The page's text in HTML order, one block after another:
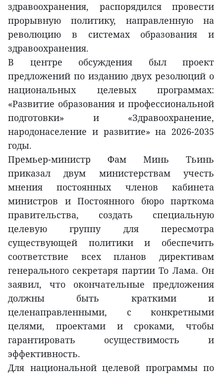
здравоохранения, распорядился провести
прорывную политику, направленную на
революцию в системах образования и
здравоохранения.
В центре обсуждения был проект
предложений по изданию двух резолюций о
национальных целевых программах:
«Развитие образования и профессиональной
подготовки» и «Здравоохранение,
народонаселение и развитие» на 2026-2035
годы.
Премьер-министр Фам Минь Тьинь
приказал двум министерствам учесть
мнения постоянных членов кабинета
министров и Постоянного бюро парткома
правительства, создать специальную
целевую группу для пересмотра
существующей политики и обеспечить
соответствие всех планов директивам
генерального секретаря партии То Лама. Он
заявил, что окончательные предложения
должны быть краткими и
целенаправленными, с конкретными
целями, проектами и сроками, чтобы
гарантировать осуществимость и
эффективность.
Для национальной целевой программы по